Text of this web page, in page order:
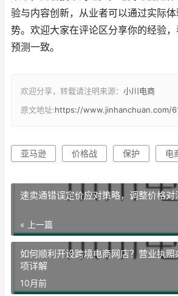
验与内容创新，从业者可以通过实际
势。欢迎大家在评论区分享你的经验
预测一致。
欢迎分享，转载请注明来源： 小川电商
原文地址:https://www.jinhanchuan.com/
亚马逊 价格战 保护 电
速卖通错误定价应对策略，调整价格
« 上一篇
如何顺利开设跨境电商网店？营业执
项详解
10月前